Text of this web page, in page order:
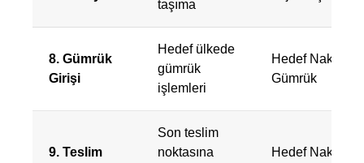
taşıma
8. Gümrük
Girişi
Hedef ülkede
gümrük
işlemleri
Hedef Nakliyat
Gümrük
9. Teslim
Son teslim
noktasına
Hedef Nakliyat